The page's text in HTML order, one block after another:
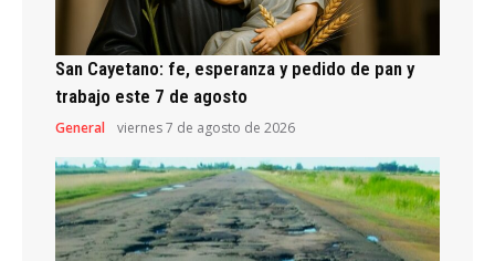
San Cayetano: fe, esperanza y pedido de pan y
trabajo este 7 de agosto
General viernes 7 de agosto de 2026